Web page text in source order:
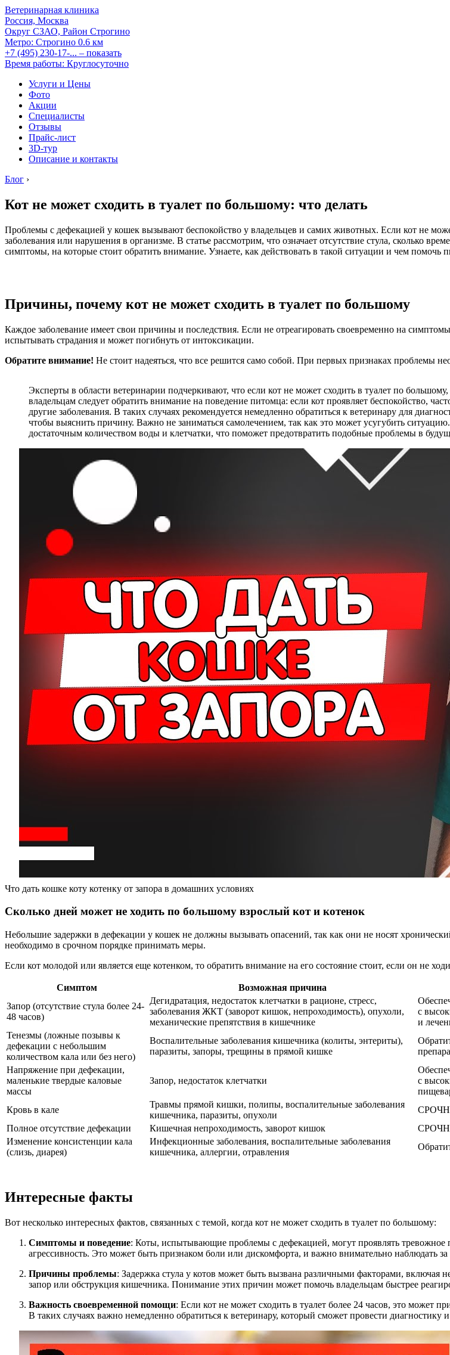
Ветеринарная клиника
Россия, Москва
Округ СЗАО, Район Строгино
Метро: Строгино 0.6 км
+7 (495) 230-17-... – показать
Время работы: Круглосуточно
Услуги и Цены
Фото
Акции
Специалисты
Отзывы
Прайс-лист
3D-тур
Описание и контакты
Блог ›
Кот не может сходить в туалет по большому: что делать
Проблемы с дефекацией у кошек вызывают беспокойство у владельцев и самих животных. Если кот не
заболевания или нарушения в организме. В статье рассмотрим, что означает отсутствие стула, сколько
симптомы, на которые стоит обратить внимание. Узнаете, как действовать в такой ситуации и чем помочь
Причины, почему кот не может сходить в туалет по большому
Каждое заболевание имеет свои причины и последствия. Если не отреагировать своевременно на
испытывать страдания и может погибнуть от интоксикации.
Обратите внимание! Не стоит надеяться, что все решится само собой. При первых признаках проблемы
Эксперты в области ветеринарии подчеркивают, что если кот не может сходить в туалет по
владельцам следует обратить внимание на поведение питомца: если кот проявляет беспокойство,
другие заболевания. В таких случаях рекомендуется немедленно обратиться к ветеринару для
чтобы выяснить причину. Важно не заниматься самолечением, так как это может усугубить
достаточным количеством воды и клетчатки, что поможет предотвратить подобные проблемы в
Что дать кошке коту котенку от запора в домашних условиях
Сколько дней может не ходить по большому взрослый кот и котенок
Небольшие задержки в дефекации у кошек не должны вызывать опасений, так как они не носят
необходимо в срочном порядке принимать меры.
Если кот молодой или является еще котенком, то обратить внимание на его состояние стоит, если он не
Симптом Возможная причина
Запор (отсутствие стула более 24-
48 часов)
Дегидратация, недостаток клетчатки в рационе, стресс,
заболевания ЖКТ (заворот кишок, непроходимость), опухоли,
механические препятствия в кишечнике
с
и
Тенезмы (ложные позывы к
дефекации с небольшим
количеством кала или без него)
Воспалительные заболевания кишечника (колиты, энтериты),
паразиты, запоры, трещины в прямой кишке
Напряжение при дефекации,
маленькие твердые каловые
массы
Запор, недостаток клетчатки
с
Кровь в кале
Травмы прямой кишки, полипы, воспалительные заболевания
кишечника, паразиты, опухоли
СРОЧНО
Полное отсутствие дефекации
Кишечная непроходимость, заворот кишок
СРОЧНО
Изменение консистенции кала
(слизь, диарея)
Инфекционные заболевания, воспалительные заболевания
кишечника, аллергии, отравления
Интересные факты
Вот несколько интересных фактов, связанных с темой, когда кот не может сходить в туалет по большому:
Симптомы и поведение: Коты, испытывающие проблемы с дефекацией, могут проявлять тревожное
агрессивность. Это может быть признаком боли или дискомфорта, и важно внимательно наблюдать
Причины проблемы: Задержка стула у котов может быть вызвана различными факторами, включая
запор или обструкция кишечника. Понимание этих причин может помочь владельцам быстрее
Важность своевременной помощи: Если кот не может сходить в туалет более 24 часов, это может
В таких случаях важно немедленно обратиться к ветеринару, который сможет провести диагностику